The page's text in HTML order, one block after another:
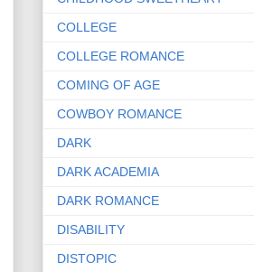
COLLEGE
COLLEGE ROMANCE
COMING OF AGE
COWBOY ROMANCE
DARK
DARK ACADEMIA
DARK ROMANCE
DISABILITY
DISTOPIC